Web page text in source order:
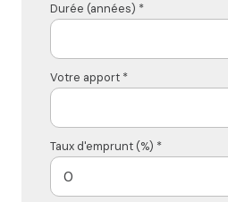
Durée (années) *
Votre apport *
Taux d'emprunt (%) *